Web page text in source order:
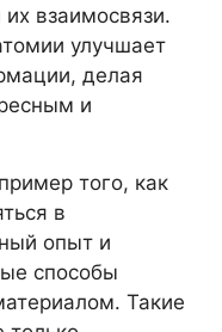
взаимосвязи.
улучшает
делая
и
того, как
в
опыт и
способы
Такие